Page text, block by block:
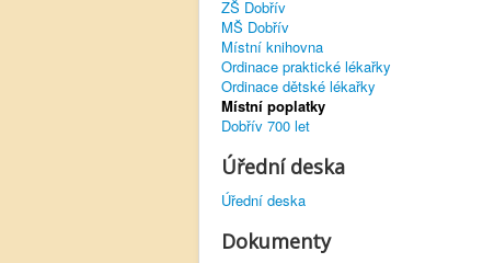
ZŠ Dobřív
MŠ Dobřív
Místní knihovna
Ordinace praktické lékařky
Ordinace dětské lékařky
Místní poplatky
Dobřív 700 let
Úřední deska
Úřední deska
Dokumenty